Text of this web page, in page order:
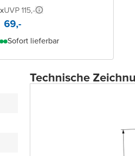
UVP 115,-
69,-
Sofort lieferbar
Technische